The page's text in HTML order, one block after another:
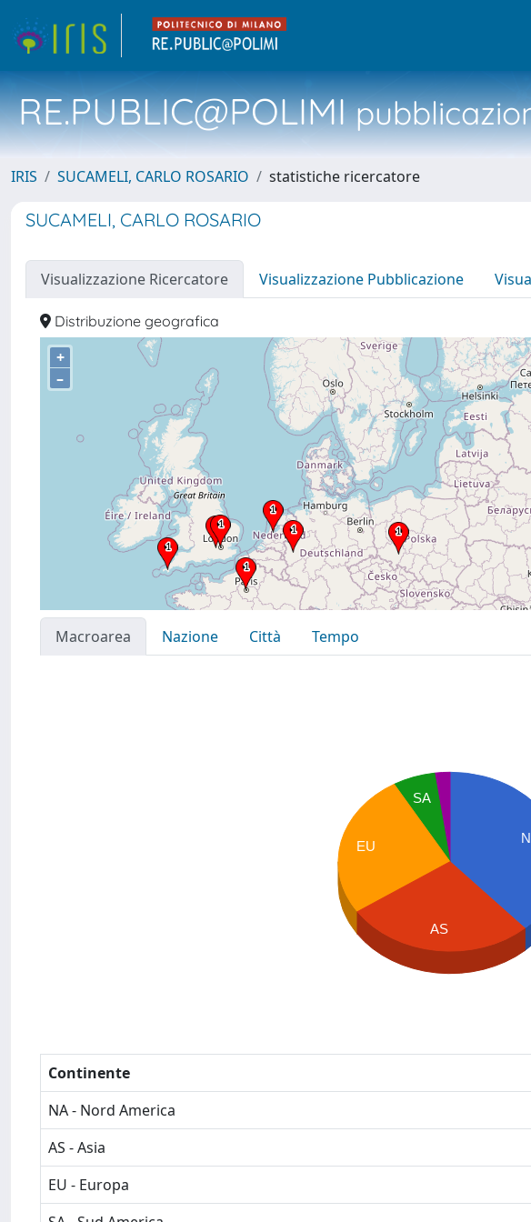
RE.PUBLIC@POLIMI
IRIS SUCAMELI, CARLO ROSARIO statistiche ricercatore
SUCAMELI, CARLO ROSARIO
Visualizzazione Ricercatore Visualizzazione Pubblicazione
Distribuzione geografica
+
–
Macroarea Nazione Città
Tempo
SA
EU
AS
Continente
NA - Nord America
AS - Asia
EU - Europa